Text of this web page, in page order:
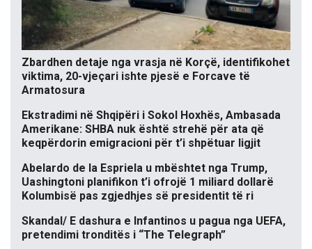
Zbardhen detaje nga vrasja në Korçë, identifikohet
viktima, 20-vjeçari ishte pjesë e Forcave të
Armatosura
Ekstradimi në Shqipëri i Sokol Hoxhës, Ambasada
Amerikane: SHBA nuk është strehë për ata që
keqpërdorin emigracioni për t’i shpëtuar ligjit
Abelardo de la Espriela u mbështet nga Trump,
Uashingtoni planifikon t’i ofrojë 1 miliard dollarë
Kolumbisë pas zgjedhjes së presidentit të ri
Skandal/ E dashura e Infantinos u pagua nga UEFA,
pretendimi tronditës i “The Telegraph”